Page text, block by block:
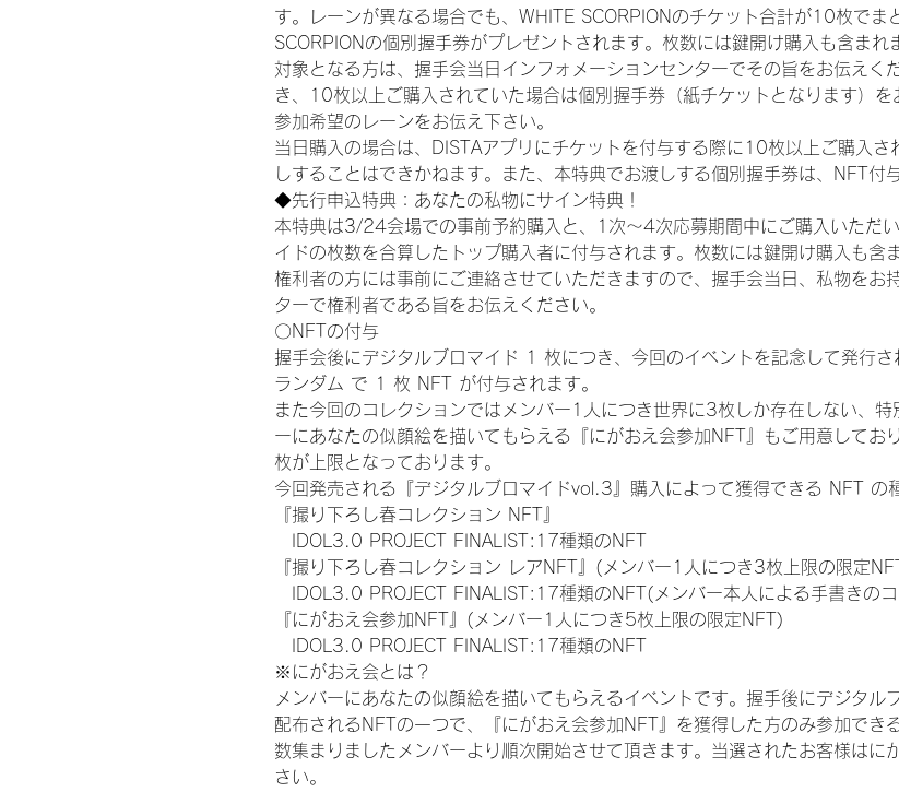
す。レーンが異なる場合でも、WHITE SCORPIONのチケット合計が10枚でま
SCORPIONの個別握手券がプレゼントされます。枚数には鍵開け購入も含まれ
対象となる方は、握手会当日インフォメーションセンターでその旨をお伝えく
き、10枚以上ご購入されていた場合は個別握手券（紙チケットとなります）を
参加希望のレーンをお伝え下さい。
当日購入の場合は、DISTAアプリにチケットを付与する際に10枚以上ご購入さ
しすることはできかねます。また、本特典でお渡しする個別握手券は、NFT付
◆先行申込特典：あなたの私物にサイン特典！
本特典は3/24会場での事前予約購入と、1次〜4次応募期間中にご購入いただ
イドの枚数を合算したトップ購入者に付与されます。枚数には鍵開け購入も含
権利者の方には事前にご連絡させていただきますので、握手会当日、私物をお
ターで権利者である旨をお伝えください。
〇NFTの付与
握手会後にデジタルブロマイド 1 枚につき、今回のイベントを記念して発行さ
ランダム で 1 枚 NFT が付与されます。
また今回のコレクションではメンバー1人につき世界に3枚しか存在しない、
ーにあなたの似顔絵を描いてもらえる『にがおえ会参加NFT』もご用意してお
枚が上限となっております。
今回発売される『デジタルブロマイドvol.3』購入によって獲得できる NFT の
『撮り下ろし春コレクション NFT』
IDOL3.0 PROJECT FINALIST:17種類のNFT
『撮り下ろし春コレクション レアNFT』(メンバー1人につき3枚上限の限定
IDOL3.0 PROJECT FINALIST:17種類のNFT(メンバー本人による手書きの
『にがおえ会参加NFT』(メンバー1人につき5枚上限の限定NFT)
IDOL3.0 PROJECT FINALIST:17種類のNFT
※にがおえ会とは？
メンバーにあなたの似顔絵を描いてもらえるイベントです。握手後にデジタ
配布されるNFTの一つで、『にがおえ会参加NFT』を獲得した方のみ参加でき
数集まりましたメンバーより順次開始させて頂きます。当選されたお客様はに
さい。